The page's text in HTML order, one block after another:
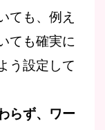
ても、例え
ても確実に
う設定して
らず、ワー